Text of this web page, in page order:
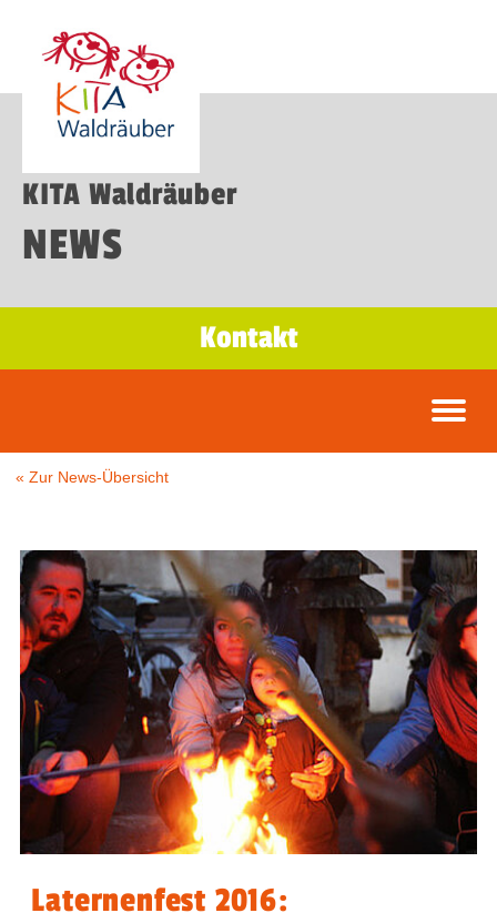
KITA Waldräuber
NEWS
Kontakt
« Zur News-Übersicht
Laternenfest 2016: